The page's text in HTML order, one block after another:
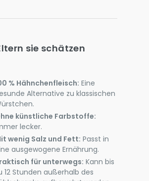
sie schätzen
% Hähnchenfleisch: Eine
Alternative zu klassischen
künstliche Farbstoffe:
lecker.
wenig Salz und Fett: Passt in
ausgewogene Ernährung.
für unterwegs: Kann bis
12 Stunden außerhalb des